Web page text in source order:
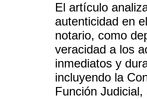
El artículo
autenticidad en
notario, como
veracidad a los
inmediatos y
incluyendo la
Función